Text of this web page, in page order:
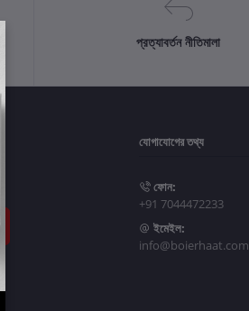
প্রত্যাবর্তন নীতিমালা
যোগাযোগের তথ্য
ফোন:
+91 7044472233
ইমেইল:
info@boierhaat.com